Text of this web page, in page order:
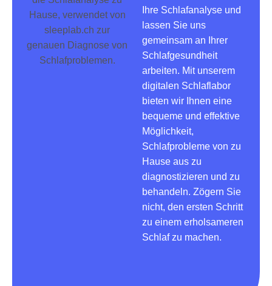
Ihre Schlafanalyse und
lassen Sie uns
gemeinsam an Ihrer
Schlafgesundheit
arbeiten. Mit unserem
digitalen Schlaflabor
bieten wir Ihnen eine
bequeme und effektive
Möglichkeit,
Schlafprobleme von zu
Hause aus zu
diagnostizieren und zu
behandeln. Zögern Sie
nicht, den ersten Schritt
zu einem erholsameren
Schlaf zu machen.